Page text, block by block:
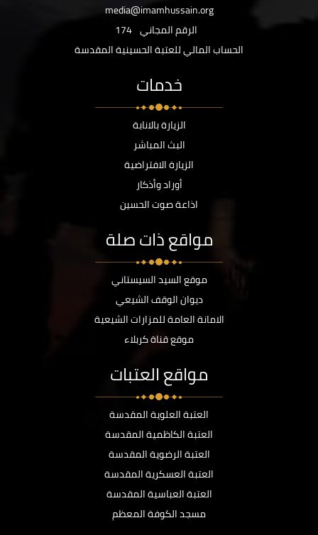
media@imamhussain.org
الرقم المجاني 174
الحساب المالي للعتبة الحسينية المقدسة
خدمات
الزيارة بالانابة
البث المباشر
الزيارة الافتراضية
أوراد وأذكار
اذاعة صوت الحسين
مواقع ذات صلة
موقع السيد السيستاني
ديوان الوقف الشيعي
الامانة العامة للمزارات الشيعية
موقع قناة كربلاء
مواقع العتبات
العتبة العلوية المقدسة
العتبة الكاظمية المقدسة
العتبة الرضوية المقدسة
العتبة العسكرية المقدسة
العتبة العباسية المقدسة
مسجد الكوفة المعظم